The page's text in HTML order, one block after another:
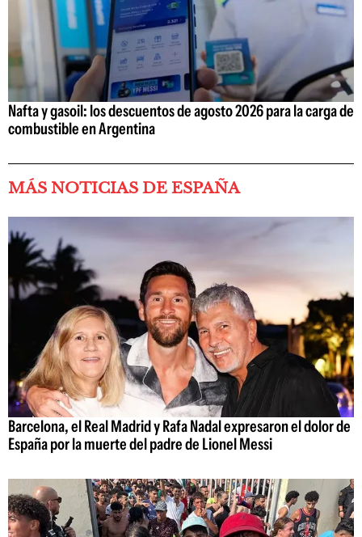
Nafta y gasoil: los descuentos de agosto 2026 para la carga de
combustible en Argentina
MÁS NOTICIAS DE ESPAÑA
Barcelona, el Real Madrid y Rafa Nadal expresaron el dolor de
España por la muerte del padre de Lionel Messi